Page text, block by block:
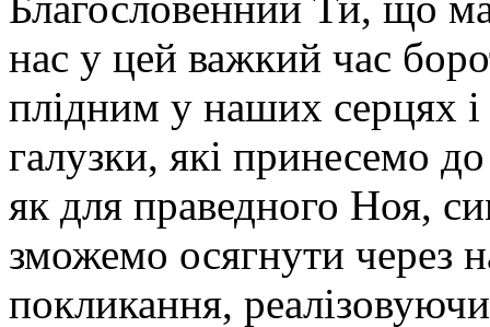
нас у цей важкий час
плідним у наших серцях
галузки, які принесемо
як для праведного Ноя,
зможемо осягнути через
покликання,